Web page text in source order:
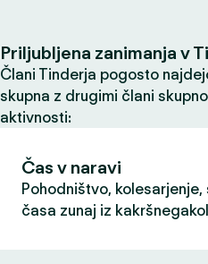
Priljubljena zanimanja v
Člani Tinderja pogosto
skupna z drugimi člani
aktivnosti:
Čas v naravi
Pohodništvo,
časa zunaj iz